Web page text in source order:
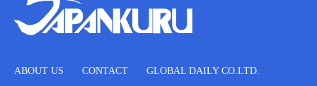
ABOUT US CONTACT GLOBAL DAILY CO.LTD.